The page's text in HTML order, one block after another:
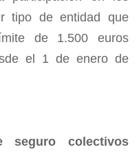
tipo de entidad que
de 1.500 euros
el 1 de enero de
seguro colectivos